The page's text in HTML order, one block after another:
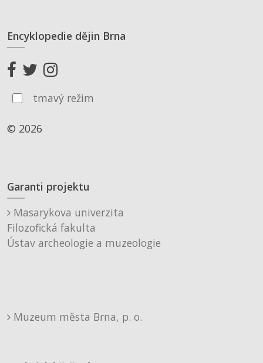
Encyklopedie dějin Brna
tmavý režim
© 2026
Garanti projektu
Masarykova univerzita
Filozofická fakulta
Ústav archeologie a muzeologie
Muzeum města Brna, p. o.